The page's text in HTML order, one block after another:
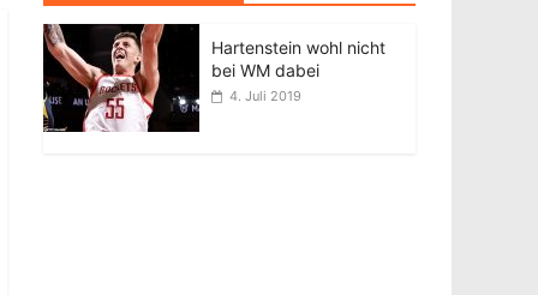
Hartenstein wohl nicht
bei WM dabei
4. Juli 2019